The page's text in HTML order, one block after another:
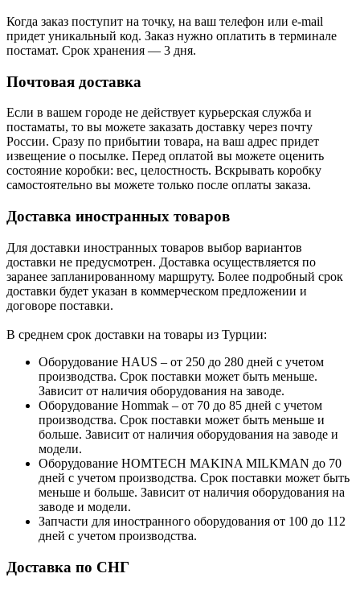
Когда заказ поступит на точку, на ваш телефон или e-mail
придет уникальный код. Заказ нужно оплатить в терминале
постамат. Срок хранения — 3 дня.
Почтовая доставка
Если в вашем городе не действует курьерская служба и
постаматы, то вы можете заказать доставку через почту
России. Сразу по прибытии товара, на ваш адрес придет
извещение о посылке. Перед оплатой вы можете оценить
состояние коробки: вес, целостность. Вскрывать коробку
самостоятельно вы можете только после оплаты заказа.
Доставка иностранных товаров
Для доставки иностранных товаров выбор вариантов
доставки не предусмотрен. Доставка осуществляется по
заранее запланированному маршруту. Более подробный срок
доставки будет указан в коммерческом предложении и
договоре поставки.
В среднем срок доставки на товары из Турции:
Оборудование HAUS – от 250 до 280 дней с учетом
производства. Срок поставки может быть меньше.
Зависит от наличия оборудования на заводе.
Оборудование Hommak – от 70 до 85 дней с учетом
производства. Срок поставки может быть меньше и
больше. Зависит от наличия оборудования на заводе и
модели.
Оборудование HOMTECH MAKINA MILKMAN до 70
дней с учетом производства. Срок поставки может быть
меньше и больше. Зависит от наличия оборудования на
заводе и модели.
Запчасти для иностранного оборудования от 100 до 112
дней с учетом производства.
Доставка по СНГ